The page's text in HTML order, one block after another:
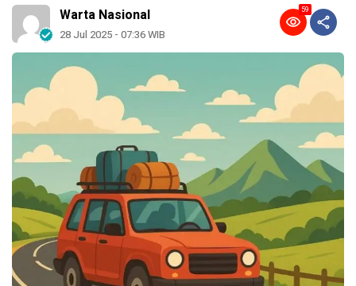
Warta Nasional
28 Jul 2025 - 07:36 WIB
59